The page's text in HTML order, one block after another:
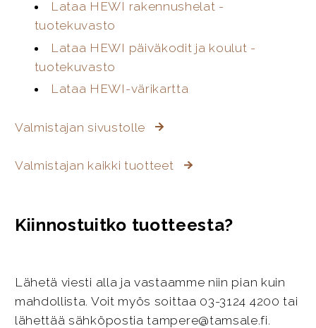
Lataa HEWI rakennushelat -
tuotekuvasto
Lataa HEWI päiväkodit ja koulut -
tuotekuvasto
Lataa HEWI-värikartta
Valmistajan sivustolle
Valmistajan kaikki tuotteet
Kiinnostuitko tuotteesta?
Lähetä viesti alla ja vastaamme niin pian kuin
mahdollista. Voit myös soittaa 03-3124 4200 tai
lähettää sähköpostia tampere@tamsale.fi.